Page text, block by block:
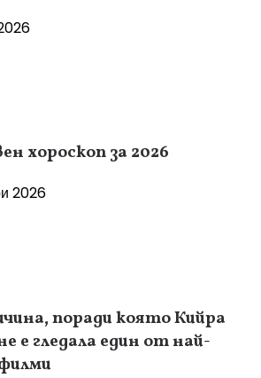
хороскоп за 2026
2026
поради която Кийра
е гледала един от най-